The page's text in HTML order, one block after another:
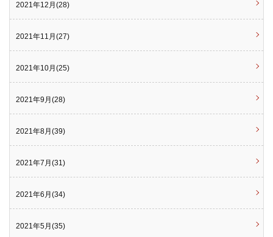
2021年12月(28)
2021年11月(27)
2021年10月(25)
2021年9月(28)
2021年8月(39)
2021年7月(31)
2021年6月(34)
2021年5月(35)